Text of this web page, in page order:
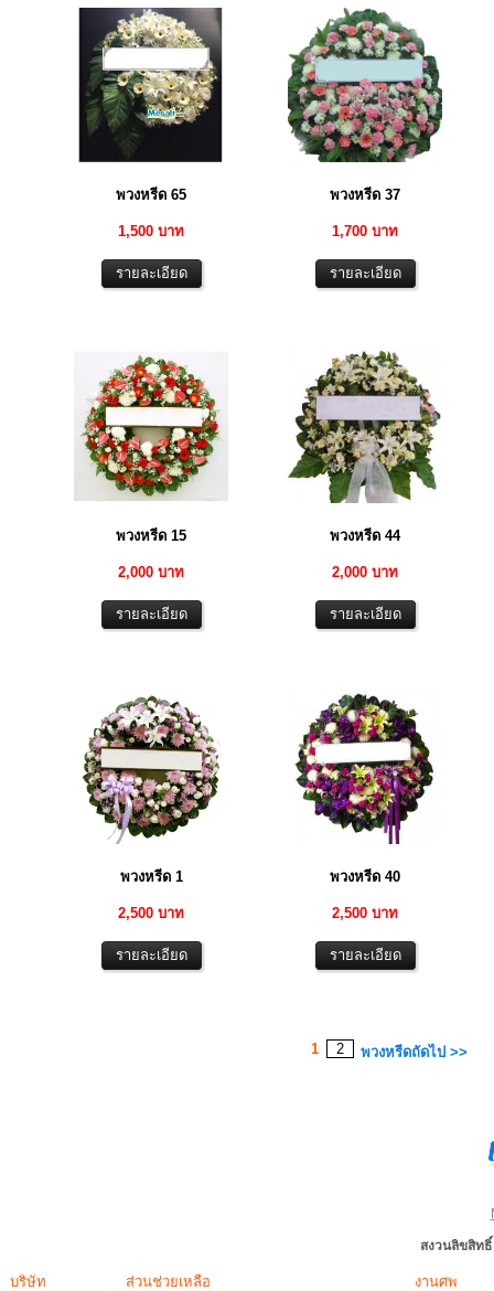
พวงหรีด 65
1,500 บาท
พวงหรีด 37
1,700 บาท
พวงหรีด 15
2,000 บาท
พวงหรีด 44
2,000 บาท
พวงหรีด 1
2,500 บาท
พวงหรีด 40
2,500 บาท
1 2 พวงหรีดถัดไป >>
สงวนลิขสิท
บริษัท ส่วนช่วยเหลือ งานศพ